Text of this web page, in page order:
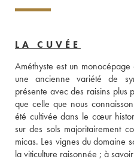
LA CUVÉE
Améthyste est un
une ancienne variété de
présente avec des raisins plus
que celle que nous
été cultivée dans le cœur
sur des sols majoritairement
micas. Les vignes du domaine
la viticulture raisonnée ; à